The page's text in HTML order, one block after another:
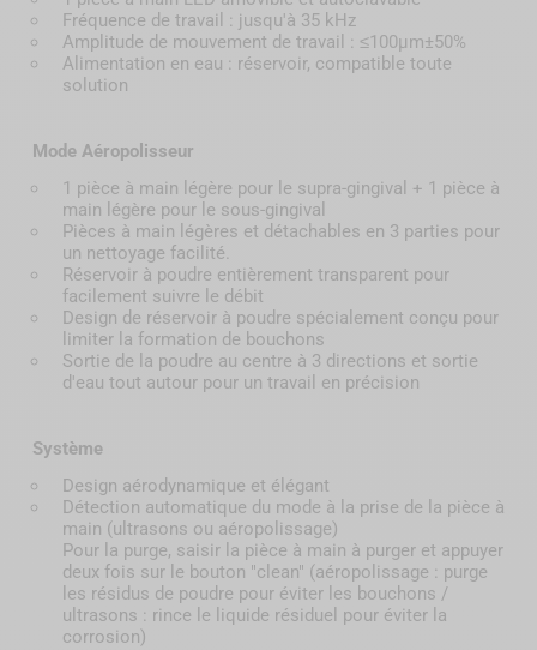
Fréquence de travail : jusqu'à 35 kHz
Amplitude de mouvement de travail : ≤100μm±50%
Alimentation en eau : réservoir, compatible toute
solution
Mode Aéropolisseur
1 pièce à main légère pour le supra-gingival + 1 pièce à
main légère pour le sous-gingival
Pièces à main légères et détachables en 3 parties pour
un nettoyage facilité.
Réservoir à poudre entièrement transparent pour
facilement suivre le débit
Design de réservoir à poudre spécialement conçu pour
limiter la formation de bouchons
Sortie de la poudre au centre à 3 directions et sortie
d'eau tout autour pour un travail en précision
Système
Design aérodynamique et élégant
Détection automatique du mode à la prise de la pièce à
main (ultrasons ou aéropolissage)
Pour la purge, saisir la pièce à main à purger et appuyer
deux fois sur le bouton "clean" (aéropolissage : purge
les résidus de poudre pour éviter les bouchons /
ultrasons : rince le liquide résiduel pour éviter la
corrosion)